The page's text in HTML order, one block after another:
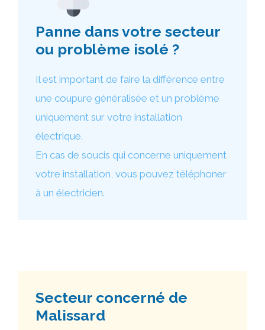
Panne dans votre secteur
ou problème isolé ?
Il est important de faire la différence entre
une coupure généralisée et un problème
uniquement sur votre installation
électrique.
En cas de soucis qui concerne uniquement
votre installation, vous pouvez téléphoner
à un électricien.
Secteur concerné de
Malissard